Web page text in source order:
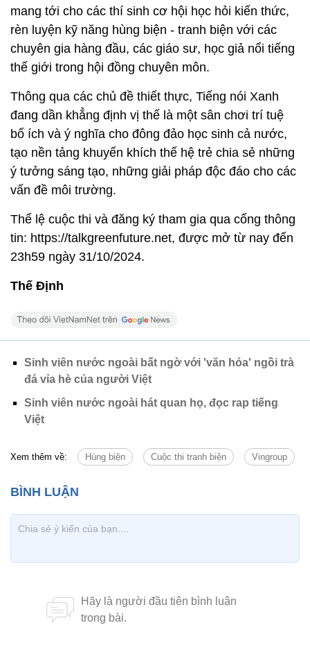
mang tới cho các thí sinh cơ hội học hỏi kiến thức,
rèn luyện kỹ năng hùng biện - tranh biện với các
chuyên gia hàng đầu, các giáo sư, học giả nổi tiếng
thế giới trong hội đồng chuyên môn.
Thông qua các chủ đề thiết thực, Tiếng nói Xanh
đang dần khẳng định vị thế là một sân chơi trí tuệ
bổ ích và ý nghĩa cho đông đảo học sinh cả nước,
tạo nền tảng khuyến khích thế hệ trẻ chia sẻ những
ý tưởng sáng tạo, những giải pháp độc đáo cho các
vấn đề môi trường.
Thể lệ cuộc thi và đăng ký tham gia qua cổng thông
tin: https://talkgreenfuture.net, được mở từ nay đến
23h59 ngày 31/10/2024.
Thế Định
Sinh viên nước ngoài bất ngờ với 'văn hóa' ngồi trà
đá vỉa hè của người Việt
Sinh viên nước ngoài hát quan họ, đọc rap tiếng
Việt
Xem thêm về: Hùng biện Cuộc thi tranh biện Vingroup